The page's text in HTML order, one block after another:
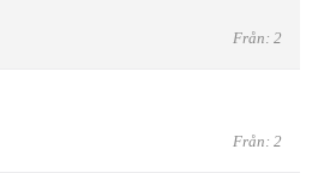
Från: 2
Från: 2